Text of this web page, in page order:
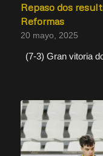
Repaso dos
Reformas
20 mayo, 2025
(7-3) Gran vitoria